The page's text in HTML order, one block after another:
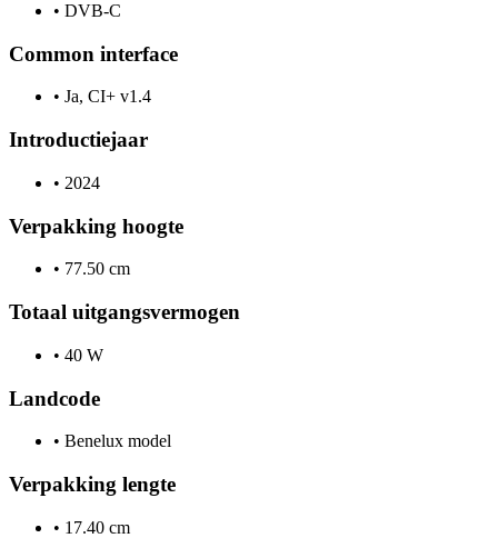
• DVB-C
Common interface
• Ja, CI+ v1.4
Introductiejaar
• 2024
Verpakking hoogte
• 77.50 cm
Totaal uitgangsvermogen
• 40 W
Landcode
• Benelux model
Verpakking lengte
• 17.40 cm